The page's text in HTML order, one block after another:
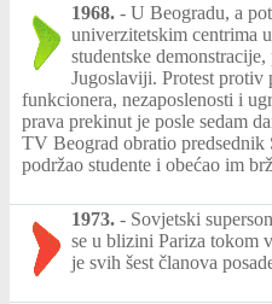
1968. - U Beogradu, a
univerzitetskim centrima
studentske
Jugoslaviji. Protest
funkcionera, nezaposlenosti i
prava prekinut je posle sedam
TV Beograd obratio
podržao studente i obećao im
1973. - Sovjetski
se u blizini Pariza tokom
je svih šest članova